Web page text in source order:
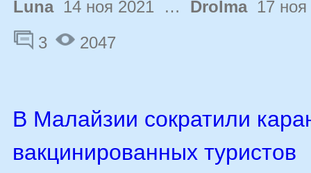
Luna14 ноя 2021 … Drolma17 ноя
3
2047
В Малайзии сократили
вакцинированных туристов